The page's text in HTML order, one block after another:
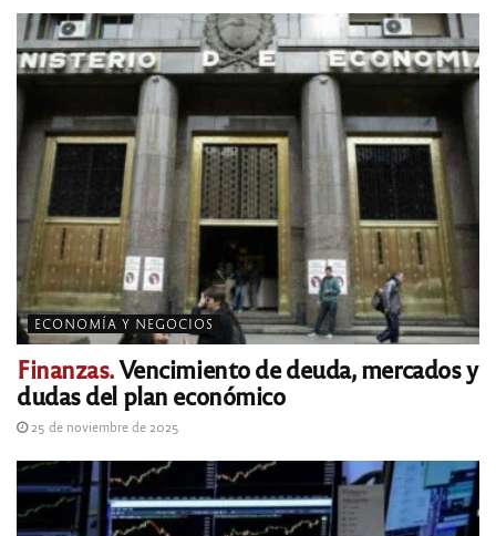
ECONOMÍA Y NEGOCIOS
Finanzas.Vencimiento de deuda, mercados y
dudas del plan económico
25 de noviembre de 2025